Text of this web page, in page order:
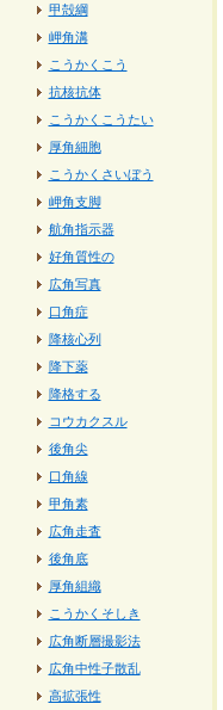
甲殻綱
岬角溝
こうかくこう
抗核抗体
こうかくこうたい
厚角細胞
こうかくさいぼう
岬角支脚
航角指示器
好角質性の
広角写真
口角症
降核心列
降下薬
降格する
コウカクスル
後角尖
口角線
甲角素
広角走査
後角底
厚角組織
こうかくそしき
広角断層撮影法
広角中性子散乱
高拡張性